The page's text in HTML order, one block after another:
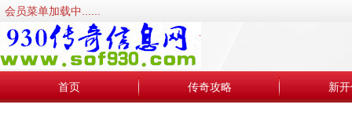
会员菜单加载中......
首页 传奇攻略 新